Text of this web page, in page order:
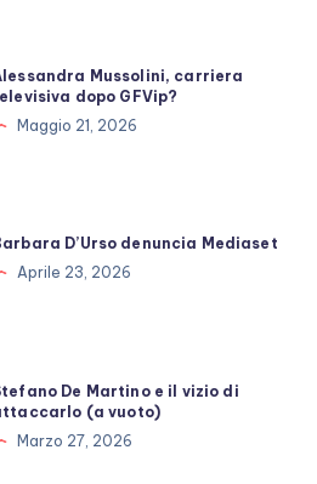
Mussolini, carriera
dopo GFVip?
Maggio 21, 2026
D’Urso denuncia Mediaset
Aprile 23, 2026
De Martino e il vizio di
(a vuoto)
Marzo 27, 2026